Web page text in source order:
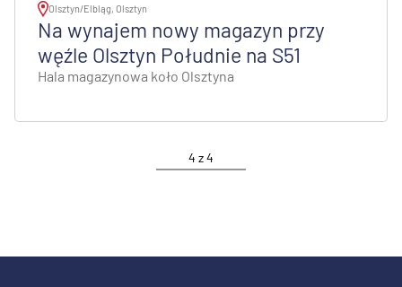
Olsztyn/Elbląg, Olsztyn
Na wynajem nowy magazyn przy
węźle Olsztyn Południe na S51
Hala magazynowa koło Olsztyna
4 z4